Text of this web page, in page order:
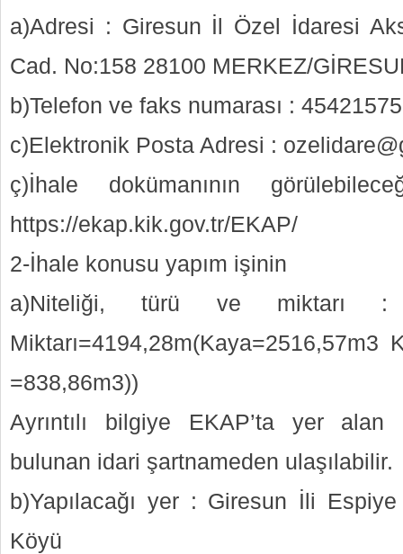
a)Adresi : Giresun İl Özel İdaresi
Cad. No:158 28100 MERKEZ/
b)Telefon ve faks numarası :
c)Elektronik Posta Adresi :
ç)İhale dokümanının
https://ekap.kik.gov.tr/EKAP/
2-İhale konusu yapım işinin
a)Niteliği, türü ve miktarı :
Miktarı=4194,28m(Kaya=2516,57m3
=838,86m3))
Ayrıntılı bilgiye EKAP’ta yer
bulunan idari şartnameden ulaşılabilir.
b)Yapılacağı yer : Giresun İli
Köyü